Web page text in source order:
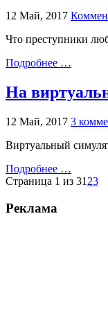
12 Май, 2017
Что преступники
Подробнее …
На
12 Май, 2017 3
Виртуальный
Подробнее …
Страница 1 из 31 23
Реклама